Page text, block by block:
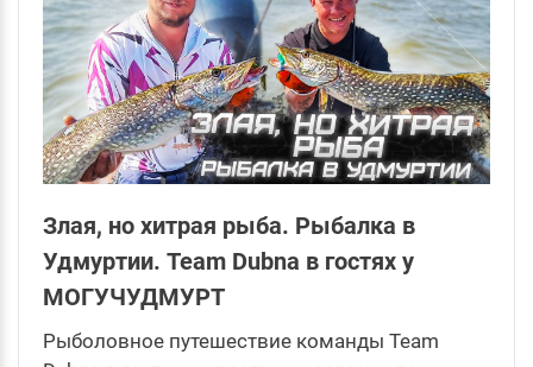
Злая, но хитрая рыба. Рыбалка в
Удмуртии. Team Dubna в гостях у
МОГУЧУДМУРТ
Рыболовное путешествие команды Team